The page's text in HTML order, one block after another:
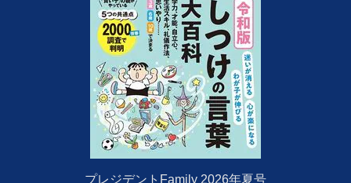
プレジデントFamily 2026年夏号